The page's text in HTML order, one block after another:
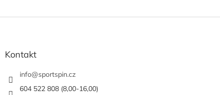
Z
Kontakt
info@sportspin.cz
604 522 808 (8,00-16,00)